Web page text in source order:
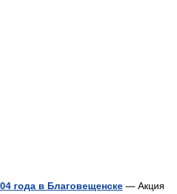
года в Благовещенске — Акция